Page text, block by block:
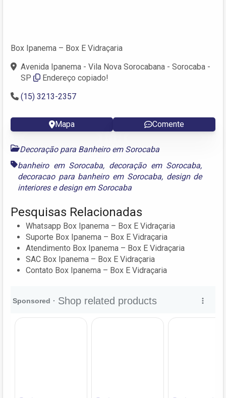
Box Ipanema – Box E Vidraçaria
Avenida Ipanema - Vila Nova Sorocabana - Sorocaba -
SP
Endereço copiado!
(15) 3213-2357
Mapa Comente
Decoração para Banheiro em Sorocaba
banheiro em Sorocaba, decoração em Sorocaba,
decoracao para banheiro em Sorocaba, design de
interioresedesign em Sorocaba
Pesquisas Relacionadas
Whatsapp Box Ipanema – Box E Vidraçaria
Suporte Box Ipanema – Box E Vidraçaria
Atendimento Box Ipanema – Box E Vidraçaria
SAC Box Ipanema – Box E Vidraçaria
Contato Box Ipanema – Box E Vidraçaria